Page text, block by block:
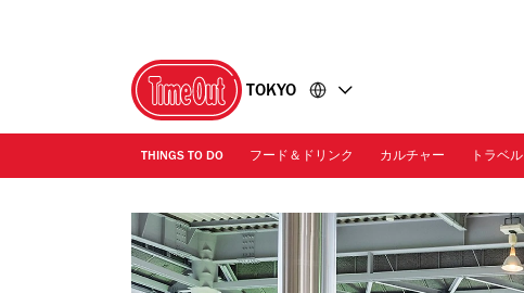
TOKYO
THINGS TO DO フード＆ドリンク カルチャー トラベル